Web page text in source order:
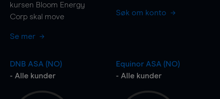
kursen Bloom Energy
Corp skal move
Se mer
Søk om konto
DNB ASA (NO)
- Alle kunder
Equinor ASA (NO)
- Alle kunder